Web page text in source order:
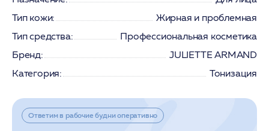
Тип кожи:
Жирная и проблемная
Тип средства:
Профессиональная косметика
Бренд:
JULIETTE ARMAND
Категория:
Тонизация
Ответим в рабочие будни оперативно